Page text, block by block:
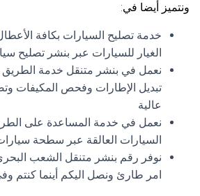
ونتميز أيضا في:
خدمة تصليح السيارات بكافة
الغيار للسيارات عبر بنشر تصليح
نعمل في بنشر متنقل خدمة
تبديل الإطارات وفحص المكيفات
عالية
نعمل في خدمة المساعدة على
السيارات العالقة عبر سطحة
نوفر رقم بنشر متنقل الشعب
امر طارئ ونصل اليكم أينما كنتم